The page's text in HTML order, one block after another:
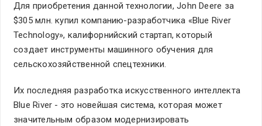
Для приобретения данной технологии, John Deere за
$305 млн. купил компанию-разработчика «Blue River
Technology», калифорнийский стартап, который
создает инструменты машинного обучения для
сельскохозяйственной спецтехники.
Их последняя разработка искусственного интеллекта
Blue River - это новейшая система, которая может
значительным образом модернизировать